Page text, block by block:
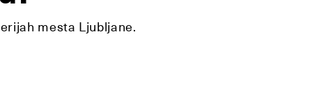
mesta Ljubljane.